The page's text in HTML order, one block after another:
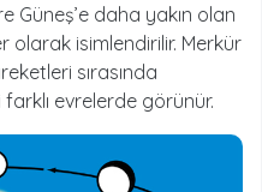
Güneş’e daha yakın olan
olarak isimlendirilir. Merkür
sırasında
evrelerde görünür.